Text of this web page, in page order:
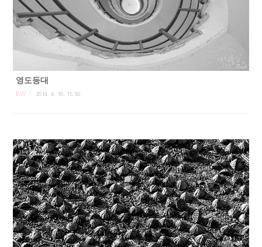
영도등대
BW 2014. 4. 16. 15:56